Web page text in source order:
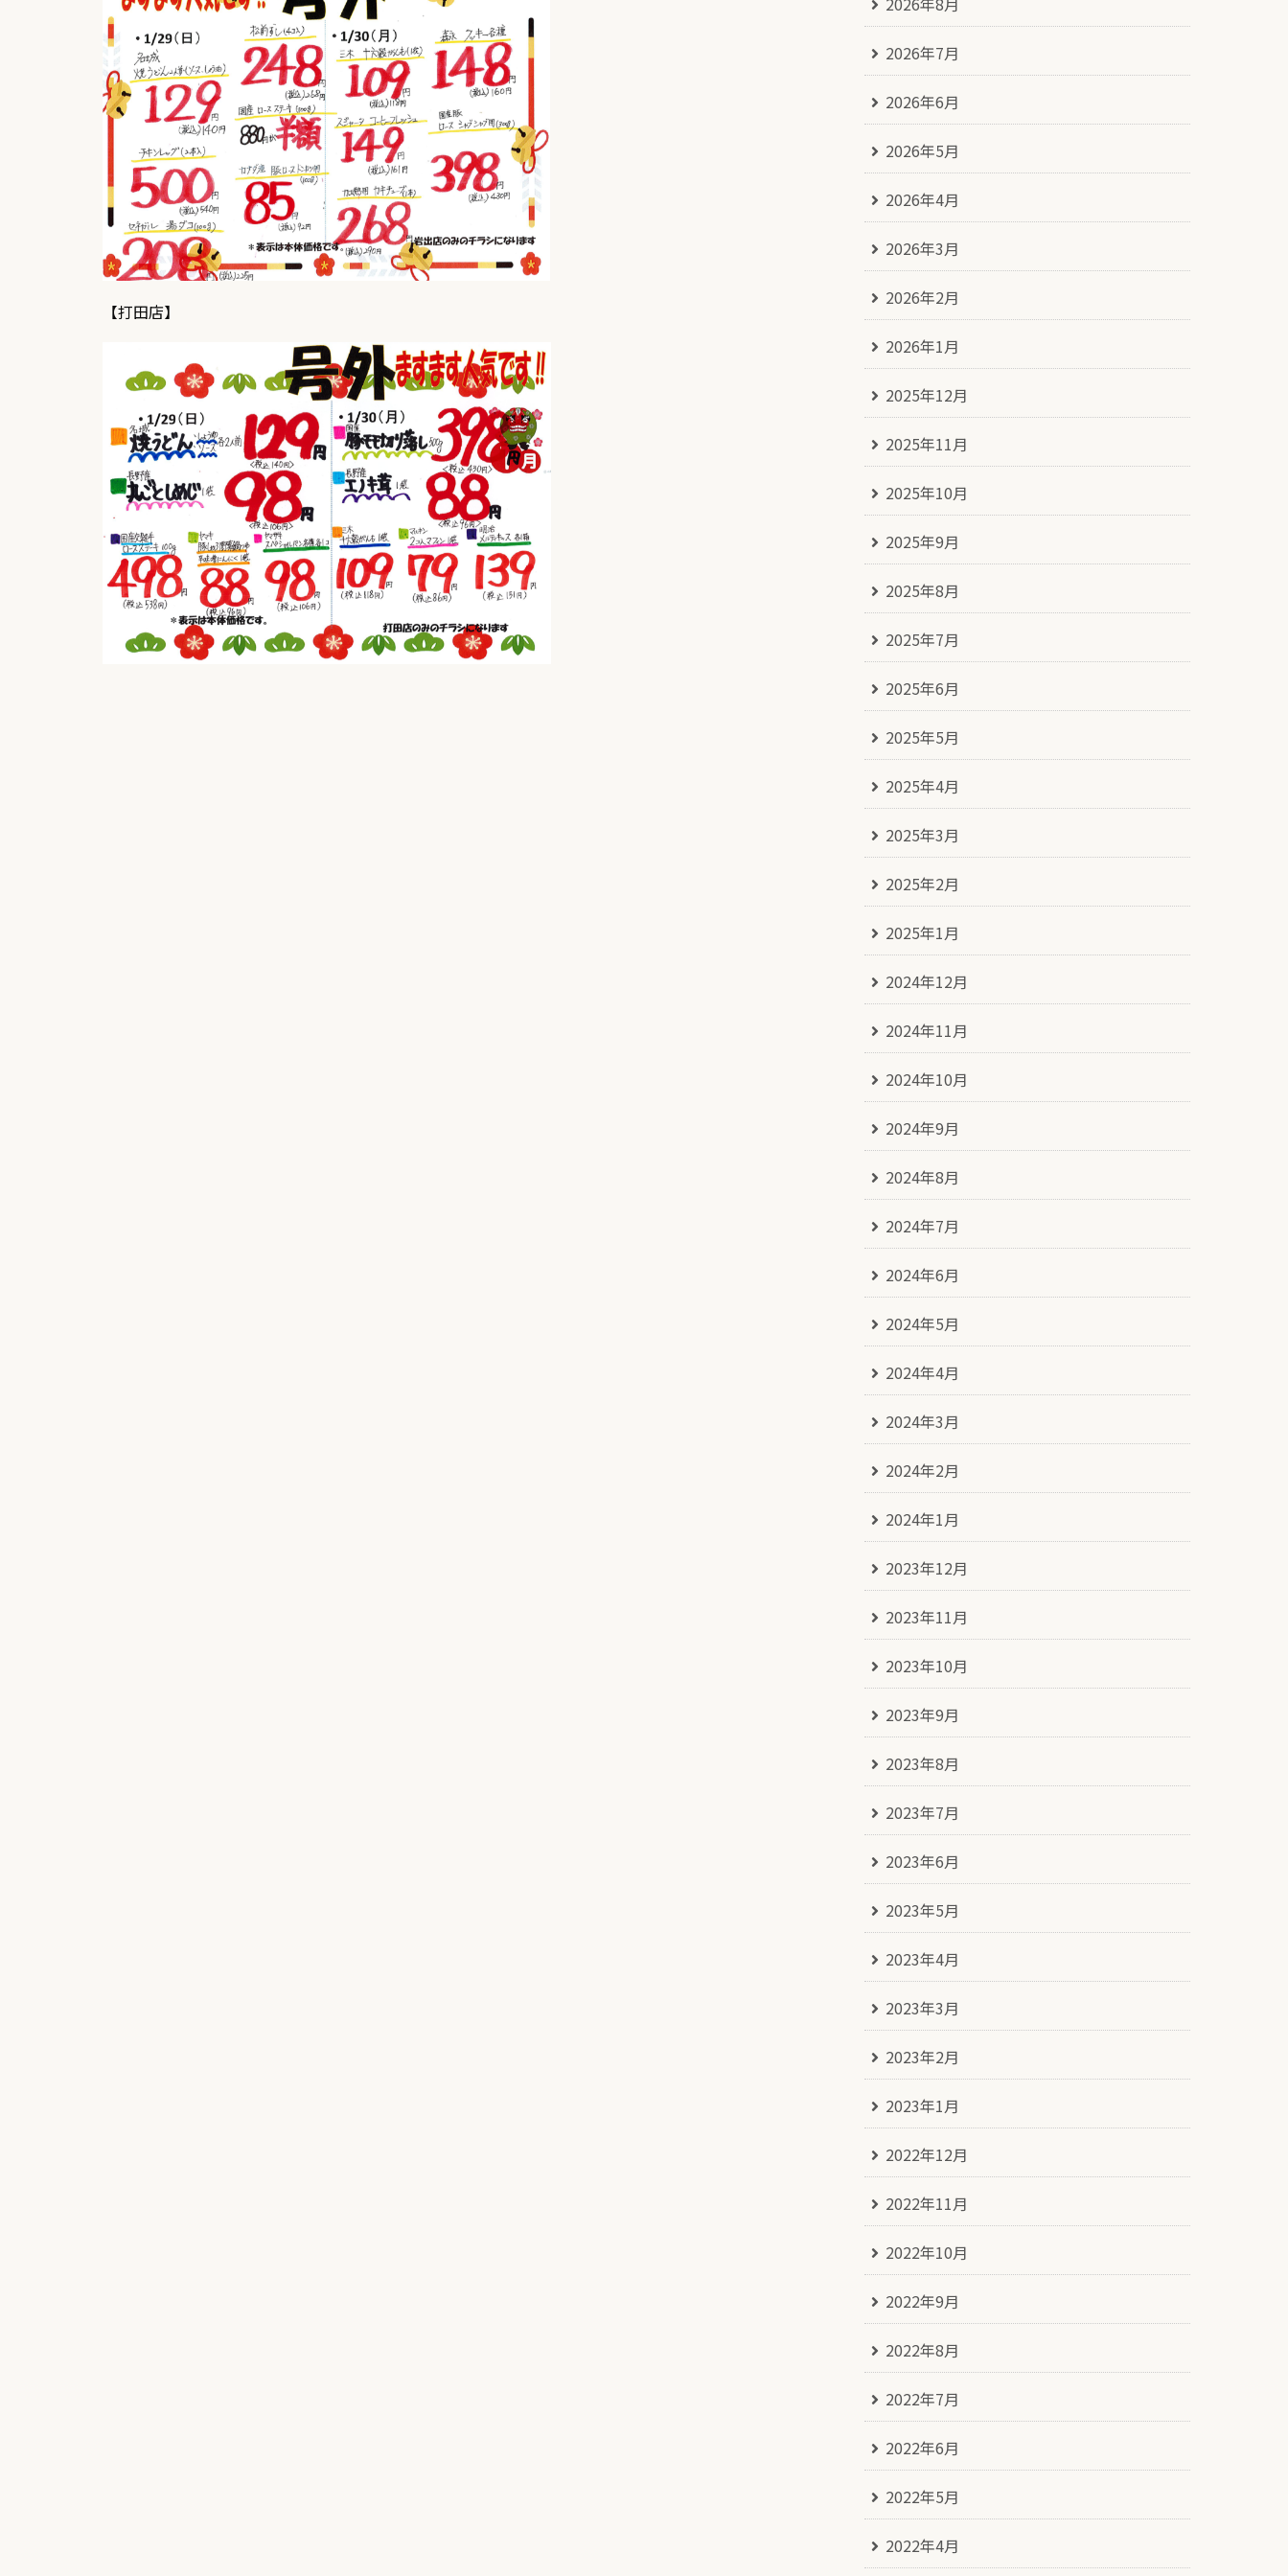
【打田店】
2026年7月
2026年6月
2026年5月
2026年4月
2026年3月
2026年2月
2026年1月
2025年12月
2025年11月
2025年10月
2025年9月
2025年8月
2025年7月
2025年6月
2025年5月
2025年4月
2025年3月
2025年2月
2025年1月
2024年12月
2024年11月
2024年10月
2024年9月
2024年8月
2024年7月
2024年6月
2024年5月
2024年4月
2024年3月
2024年2月
2024年1月
2023年12月
2023年11月
2023年10月
2023年9月
2023年8月
2023年7月
2023年6月
2023年5月
2023年4月
2023年3月
2023年2月
2023年1月
2022年12月
2022年11月
2022年10月
2022年9月
2022年8月
2022年7月
2022年6月
2022年5月
2022年4月